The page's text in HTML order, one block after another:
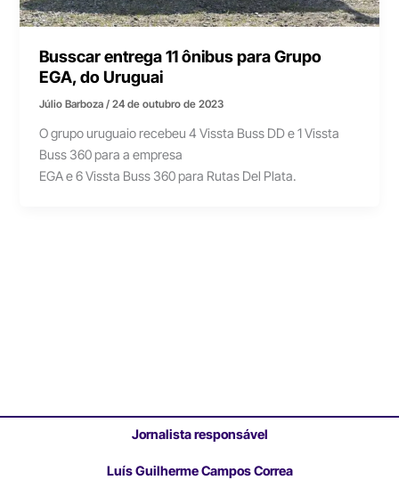
Busscar entrega 11 ônibus para Grupo
EGA, do Uruguai
Júlio Barboza/24 de outubro de 2023
O grupo uruguaio recebeu 4 Vissta Buss DD e 1 Vissta
Buss 360 para a empresa
EGA e 6 Vissta Buss 360 para Rutas Del Plata.
Jornalista responsável
Luís Guilherme Campos Correa